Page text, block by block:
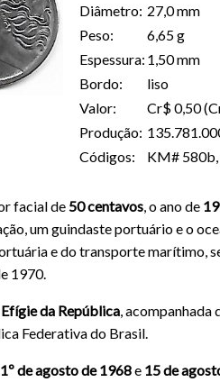
Diâmetro:
Peso:
Espessura:
Bordo:
Valor:
Produção:
Códigos:
27,0 mm
6,65 g
1,50 mm
liso
Cr$ 0,50
KM#
facial de 50 centavos , o ano de
um guindaste portuário e o
e do transporte marítimo,
1970.
Efígie da República ,
Federativa do Brasil.
1º de agosto de 1968e 15 de